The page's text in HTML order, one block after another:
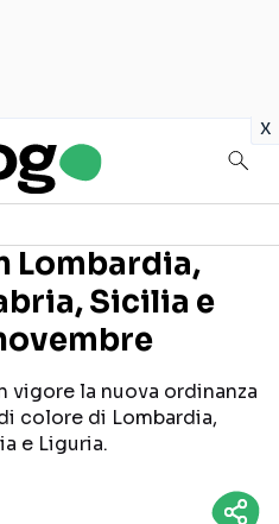
x
sui social
Lombardia,
Sicilia e
vigore la nuova ordinanza
colore di Lombardia,
e Liguria.